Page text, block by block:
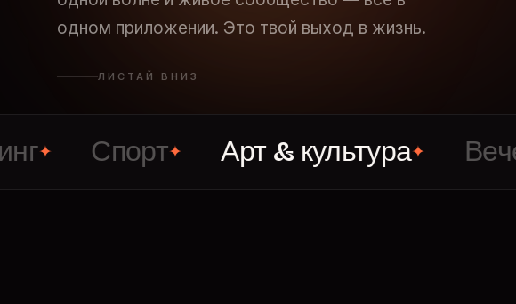
одном приложении. Это твой выход в жизнь.
ЛИСТАЙ ВНИЗ
Спорт✦ Арт & культура✦